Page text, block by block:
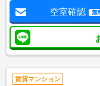
空室確認 無
賃貸マンション